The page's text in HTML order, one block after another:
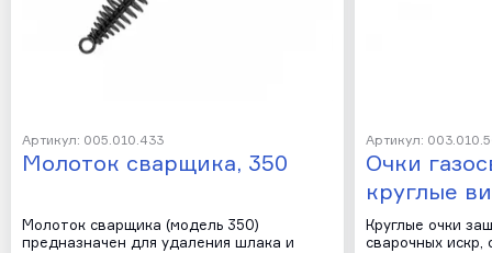
Артикул: 005.010.433
Молоток сварщика, 350
Молоток сварщика (модель 350)
предназначен для удаления шлака и
Артикул:
Очки
круглые
Круглые очки
сварочных искр,